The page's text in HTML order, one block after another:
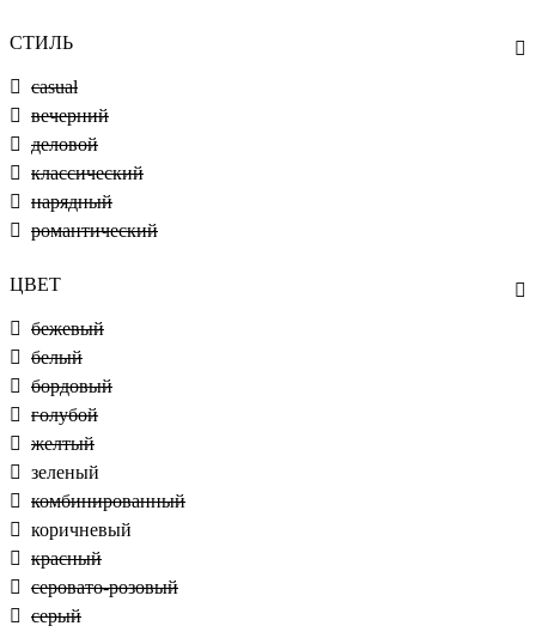
СТИЛЬ
casual
вечерний
деловой
классический
нарядный
романтический
ЦВЕТ
бежевый
белый
бордовый
голубой
желтый
зеленый
комбинированный
коричневый
красный
серовато-розовый
серый